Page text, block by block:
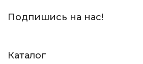
Подпишись на нас!
Каталог